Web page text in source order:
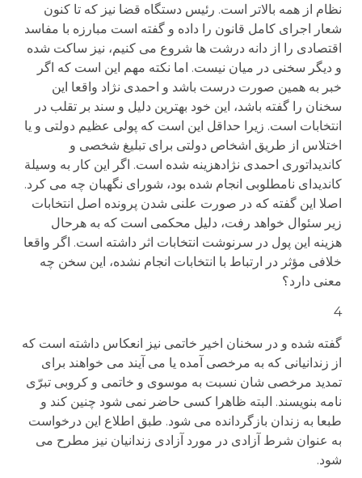
نظام از همه بالاتر است. رئیس دستگاه قضا نیز که تا کنون
شعار اجرای کامل قانون را داده و گفته است مبارزه با مفاسد
اقتصادی را از دانه درشت ها شروع می کنیم، نیز ساکت شده
و دیگر سخنی در میان نیست. اما نکته مهم این است که اگر
خبر به همین صورت درست باشد و احمدی نژاد واقعا این
سخنان را گفته باشد، این خود بهترین دلیل و سند بر تقلب در
انتخابات است. زیرا حداقل این است که پولی عظیم دولتی و یا
اختلاس از طریق اشخاص دولتی برای تبلیغ شخصی و
کاندیداتوری احمدی نژادهزینه شده است. اگر این کار به وسیلة
کاندیدای نامطلوبی انجام شده بود، شورای نگهبان چه می کرد.
اصلا این گفته که در صورت علنی شدن پرونده اصل انتخابات
زیر سئوال خواهد رفت، دلیل محکمی است که به هرحال
هزینه این پول در سرنوشت انتخابات اثر داشته است. اگر واقعا
خلافی مؤثر در ارتباط با انتخابات انجام نشده، این سخن چه
معنی دارد؟
4
گفته شده و در سخنان اخیر خاتمی نیز انعکاس داشته است که
از زندانیانی که به مرخصی آمده یا می آیند می خواهند برای
تمدید مرخصی شان نسبت به موسوی و خاتمی و کروبی تبرّی
نامه بنویسند. البته ظاهرا کسی حاضر نمی شود چنین کند و
طبعا به زندان بازگردانده می شود. طبق اطلاع این درخواست
به عنوان شرط آزادی در مورد آزادی زندانیان نیز مطرح می
شود.